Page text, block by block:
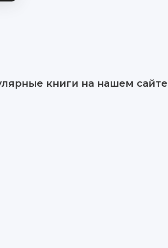
книги на нашем сайте